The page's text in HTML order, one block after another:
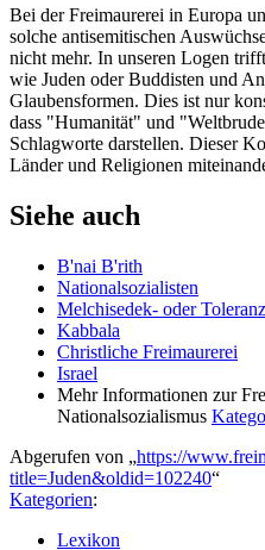
Bei der Freimaurerei in Europa
solche antisemitischen
nicht mehr. In unseren Logen
wie Juden oder Buddisten und
Glaubensformen. Dies ist nur
dass "Humanität" und
Schlagworte darstellen. Dieser
Länder und Religionen
Siehe auch
B'nai B'rith
Nationalsozialisten
Melchisedek- oder
Kabbala
Christliche Freimaurerei
Israel
Mehr Informationen zur
Nationalsozialismus
Abgerufen von „https://
title=Juden&oldid=102240“
Kategorien:
Lexikon